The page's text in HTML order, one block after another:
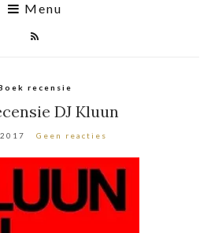
Menu
recensie
DJ Kluun
Geen reacties